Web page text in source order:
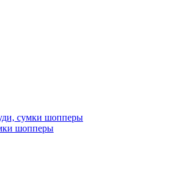
сумки шопперы
шопперы